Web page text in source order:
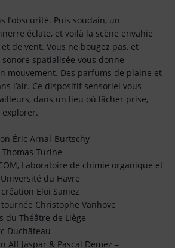
l’obscurité. Puis soudain, un
éclate, et voilà la scène envahie
de vent. Vous ne bougez pas, et
spatialisée vous donne
mouvement. Des parfums de plaine et
l’air. Ce dispositif sensoriel vous
dans un lieu où lâcher prise,
Éric Arnal-Burtschy
Turine
Laboratoire de chimie organique et
du Havre
Eloi Saniez
Christophe Vanhove
du Théâtre de Liège
Duchâteau
Alf Jaspar & Pascal Demez –